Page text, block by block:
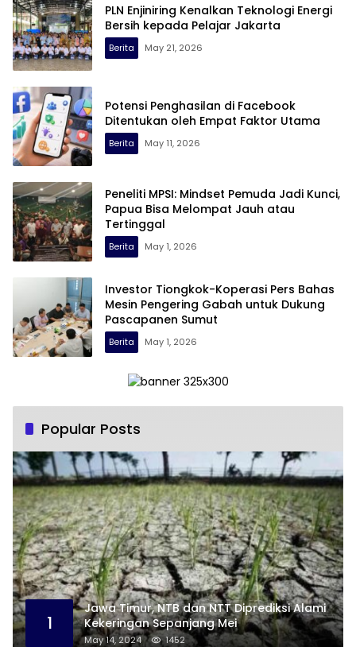
PLN Enjiniring Kenalkan Teknologi Energi
Bersih kepada Pelajar Jakarta
Berita May 21, 2026
Potensi Penghasilan di Facebook
Ditentukan oleh Empat Faktor Utama
Berita May 11, 2026
Peneliti MPSI: Mindset Pemuda Jadi Kunci,
Papua Bisa Melompat Jauh atau
Tertinggal
Berita May 1, 2026
Investor Tiongkok-Koperasi Pers Bahas
Mesin Pengering Gabah untuk Dukung
Pascapanen Sumut
Berita May 1, 2026
Popular Posts
1
Jawa Timur, NTB dan NTT Diprediksi Alami
Kekeringan Sepanjang Mei
May 14, 2024 1452